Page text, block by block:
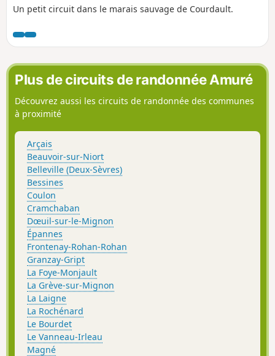
Un petit circuit dans le marais sauvage de Courdault.
Plus de circuits de randonnée Amuré
Découvrez aussi les circuits de randonnée des communes
à proximité
Arçais
Beauvoir-sur-Niort
Belleville (Deux-Sèvres)
Bessines
Coulon
Cramchaban
Dœuil-sur-le-Mignon
Épannes
Frontenay-Rohan-Rohan
Granzay-Gript
La Foye-Monjault
La Grève-sur-Mignon
La Laigne
La Rochénard
Le Bourdet
Le Vanneau-Irleau
Magné